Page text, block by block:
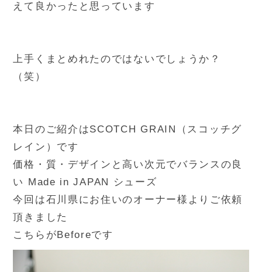
えて良かったと思っています
上手くまとめれたのではないでしょうか？
（笑）
本日のご紹介はSCOTCH GRAIN（スコッチグ
レイン）です
価格・質・デザインと高い次元でバランスの良
い Made in JAPAN シューズ
今回は石川県にお住いのオーナー様よりご依頼
頂きました
こちらがBeforeです